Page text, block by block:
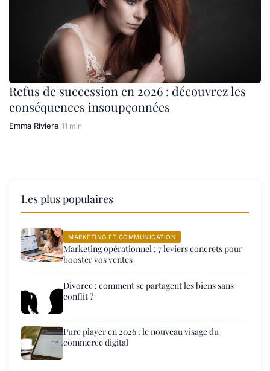
Refus de succession en 2026 : découvrez les
conséquences insoupçonnées
Emma Riviere 11 min
Les plus populaires
MARKETING ET COMMUNICATION
Marketing opérationnel : 7 leviers concrets pour
booster vos ventes
Divorce : comment se partagent les biens sans
conflit ?
Pure player en 2026 : le nouveau visage du
commerce digital